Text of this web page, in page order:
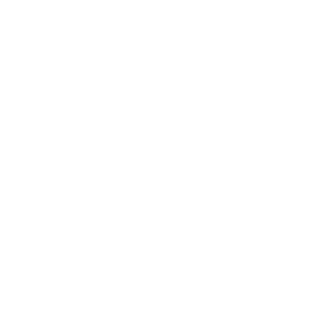
“tothom hi surt guanyant”.
tothom hi surt guanyant.
hi haurà l'opció de la prova gratuïta.
select?affId=D3BD8360
hi trobaràs gairebé totes les
hagués internet si valia la pena anar a
amb més de 70 vídeos per aprendre